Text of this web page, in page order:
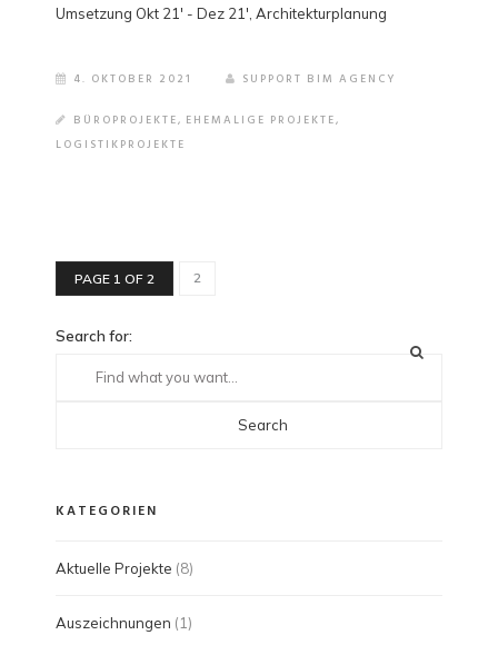
Umsetzung Okt 21' - Dez 21', Architekturplanung
4. OKTOBER 2021 SUPPORT BIM AGENCY
BÜROPROJEKTE, EHEMALIGE PROJEKTE,
LOGISTIKPROJEKTE
PAGE 1 OF 2 2
Search for:
KATEGORIEN
Aktuelle Projekte (8)
Auszeichnungen (1)